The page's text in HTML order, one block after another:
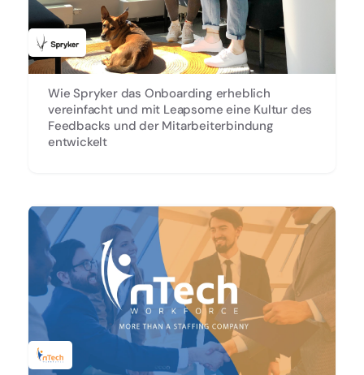
Wie Spryker das Onboarding erheblich
vereinfacht und mit Leapsome eine Kultur des
Feedbacks und der Mitarbeiterbindung
entwickelt